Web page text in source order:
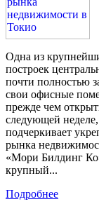
Одна из
построек
почти полностью
свои офисные
прежде чем
следующей
подчеркивает
рынка
«Мори Билдинг
крупный...
Подробнее